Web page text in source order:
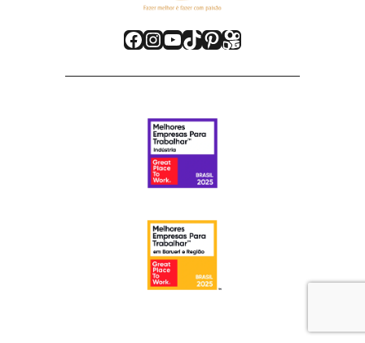
Facebook
Instagram
Youtube
TikTok
Pinterest
Kwai